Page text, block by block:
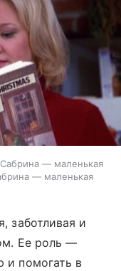
— маленькая
— маленькая
заботливая и
Ее роль —
и помогать в